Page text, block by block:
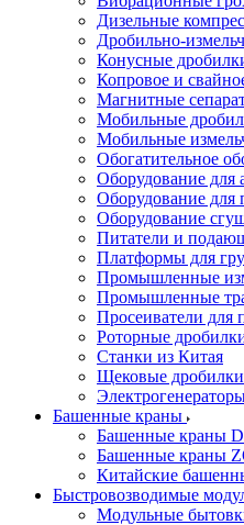
Дизельные
Дробильно-
Конусные
Копровое и
Магнитные
Мобильные
Мобильные
Обогатительное
Оборудование для
Оборудование для
Оборудование
Питатели и
Платформы для
Промышленные
Промышленные
Просеиватели
Роторные
Станки из Китая
Щековые дробилки
Башенные краны
Башенные краны
Башенные краны
Китайские
Быстровозводимые
Модульные